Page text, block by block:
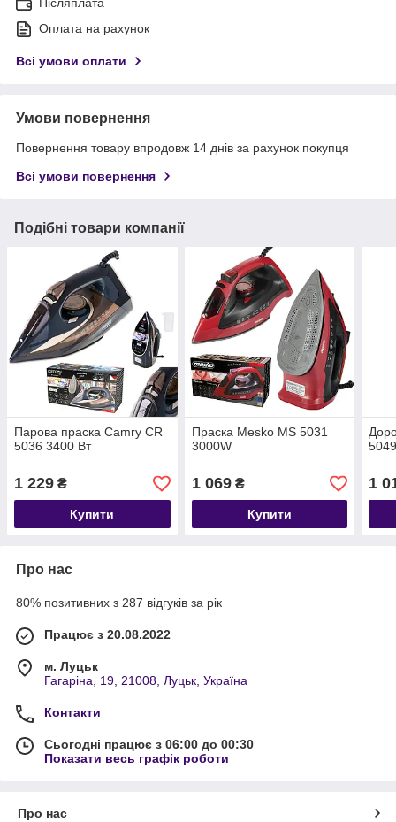
Оплата на рахунок
Всі умови оплати
Умови повернення
Повернення товару впродовж 14 днів за рахунок покупця
Всі умови повернення
Подібні товари компанії
Парова праска Camry CR
5036 3400 Вт
1 229 ₴
Купити
Праска Mesko MS 5031
3000W
1 069₴
Купити
1
Про нас
80% позитивних з 287 відгуків за рік
Працює з 20.08.2022
м. Луцьк
Гагаріна, 19, 21008, Луцьк, Україна
Контакти
Сьогодні працює з 06:00 до 00:30
Показати весь графік роботи
Про нас